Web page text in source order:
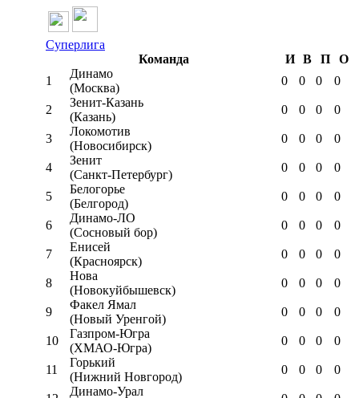
Суперлига
Команда
И В П
О
1
Динамо
(Москва)
0 0 0 0
2
Зенит-Казань
(Казань)
0 0 0 0
3
Локомотив
(Новосибирск)
0 0 0 0
4
Зенит
(Санкт-Петербург)
0 0 0 0
5
Белогорье
(Белгород)
0 0 0 0
6
Динамо-ЛО
(Сосновый бор)
0 0 0 0
7
Енисей
(Красноярск)
0 0 0 0
8
Нова
(Новокуйбышевск)
0 0 0 0
9
Факел Ямал
(Новый Уренгой)
0 0 0 0
10
Газпром-Югра
(ХМАО-Югра)
0 0 0 0
11
Горький
(Нижний Новгород)
0 0 0 0
Динамо-Урал